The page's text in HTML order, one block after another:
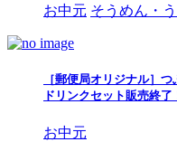
お中元 そうめん・
［郵便局オリジナル］
ドリンクセット販売終
お中元